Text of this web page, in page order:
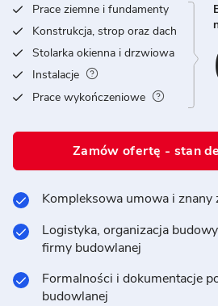
Prace ziemne i fundamenty
Konstrukcja, strop oraz dach
Stolarka okienna i drzwiowa
Instalacje
Prace wykończeniowe
Zamów ofertę - stan
Kompleksowa umowa i
Logistyka, organizacja
firmy budowlanej
Formalności i dokumentacje
budowlanej